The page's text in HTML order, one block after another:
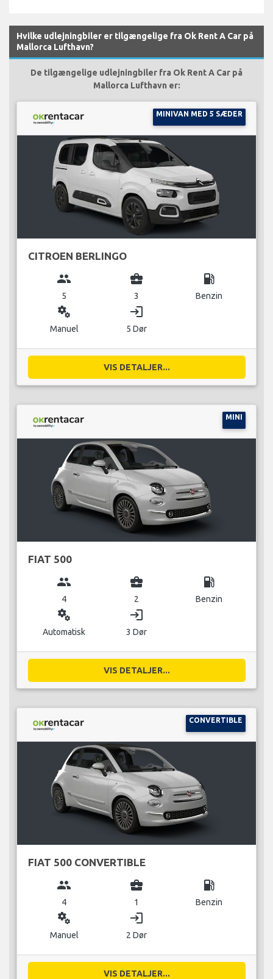
Hvilke udlejningbiler er tilgængelige fra Ok Rent A Car på
Mallorca Lufthavn?
De tilgængelige udlejningbiler fra Ok Rent A Car på
Mallorca Lufthavn er:
MINIVAN MED 5 SÆDER
CITROEN BERLINGO
group
5
business_center
3
local_gas_station
Benzin
miscellaneous_services
Manuel
login
5 Dør
VIS DETALJER...
MINI
FIAT 500
group
4
business_center
2
local_gas_station
Benzin
miscellaneous_services
Automatisk
login
3 Dør
VIS DETALJER...
CONVERTIBLE
FIAT 500 CONVERTIBLE
group
4
business_center
1
local_gas_station
Benzin
miscellaneous_services
Manuel
login
2 Dør
VIS DETALJER...